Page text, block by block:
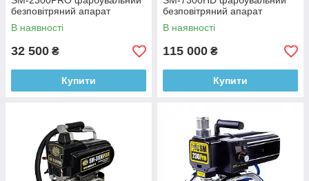
безповітряний апарат
В наявності
32 500 ₴
Купити
безповітряний апарат
В наявності
115 000 ₴
Купити